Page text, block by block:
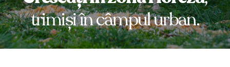
trimiși în câmpul urban.